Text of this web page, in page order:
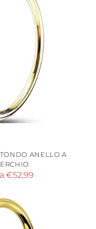
ANELLO A
€52,99